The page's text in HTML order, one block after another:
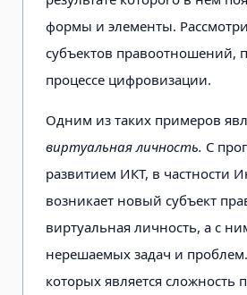
формы и элементы.
субъектов правоотношений,
процессе цифровизации.
Одним из таких примеров
виртуальная личность. С
развитием ИКТ, в частности
возникает новый субъект
виртуальная личность, а с
нерешаемых задач и
которых является сложность